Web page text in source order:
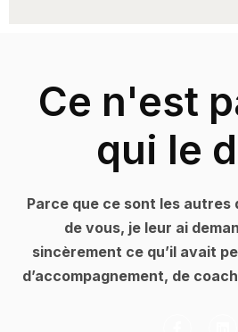
Ce n'est
qui le
Parce que ce sont les autres
de vous, je leur ai
sincèrement ce qu’il avait
d’accompagnement, de